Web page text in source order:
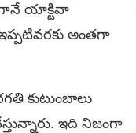
యాక్టివా
అంతగా
కుటుంబాలు
ఇది నిజంగా